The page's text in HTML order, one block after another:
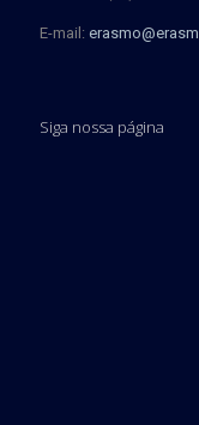
E-mail:
Siga nossa página